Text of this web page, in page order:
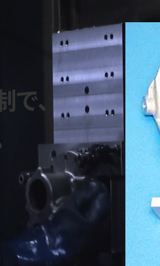
、
ます。グループ内の鋳
程間の無駄を省くこと
応し、「こんなものを
います。